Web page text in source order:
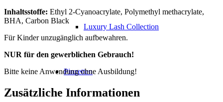
Luxury Lash Collection
Pinzetten
Inhaltsstoffe: Ethyl 2-Cyanoacrylate, Polymethyl methacrylate,
BHA, Carbon Black
Für Kinder unzugänglich aufbewahren.
NUR für den gewerblichen Gebrauch!
Bitte keine Anwendung ohne Ausbildung!
Zusätzliche Informationen